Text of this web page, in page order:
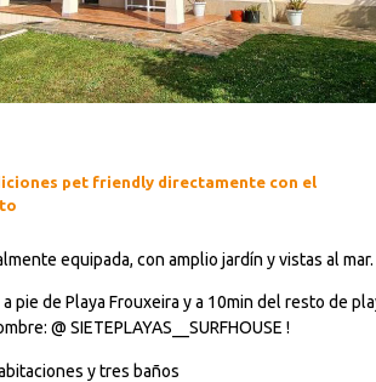
pet friendly directamente con el
equipada, con amplio jardín y vistas al mar.
pie de Playa Frouxeira y a 10min del resto de
@ SIETEPLAYAS__SURFHOUSE !
y tres baños